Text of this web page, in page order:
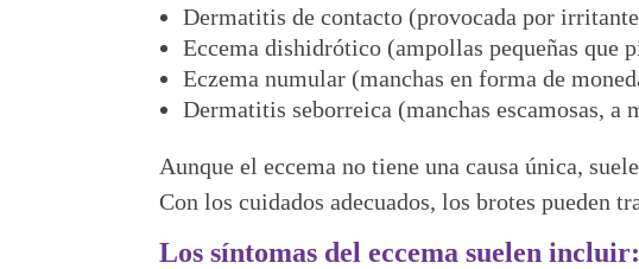
Dermatitis de contacto (provocada por
Eccema dishidrótico (ampollas pequeñas que
Eczema numular (manchas en forma de
Dermatitis seborreica (manchas escamosas, a
Aunque el eccema no tiene una causa única,
Con los cuidados adecuados, los brotes pueden
Los síntomas del eccema suelen incluir: